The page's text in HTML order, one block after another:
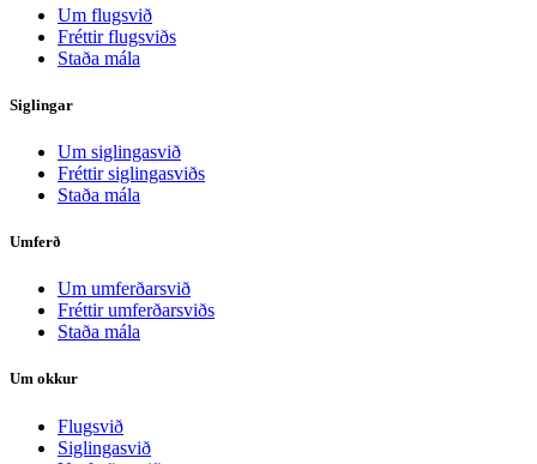
Um flugsvið
Fréttir flugsviðs
Staða mála
Siglingar
Um siglingasvið
Fréttir siglingasviðs
Staða mála
Umferð
Um umferðarsvið
Fréttir umferðarsviðs
Staða mála
Um okkur
Flugsvið
Siglingasvið